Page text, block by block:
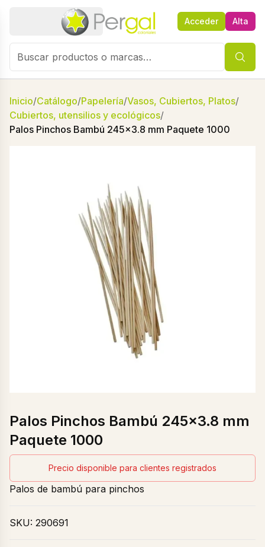
Acceder Alta
Inicio/Catálogo/Papelería/Vasos, Cubiertos, Platos/
Cubiertos, utensilios y ecológicos/
Palos Pinchos Bambú 245x3.8 mm Paquete 1000
Palos Pinchos Bambú 245×3.8 mm
Paquete 1000
Precio disponible para clientes registrados
Palos de bambú para pinchos
SKU: 290691